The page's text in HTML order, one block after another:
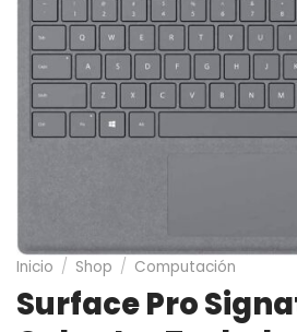
Inicio / Shop / Computación
Surface Pro